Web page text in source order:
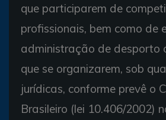
que participarem de
profissionais, bem como de
administração de desporto
que se organizarem, sob
jurídicas, conforme prevê o
Brasileiro (lei 10.406/2002)